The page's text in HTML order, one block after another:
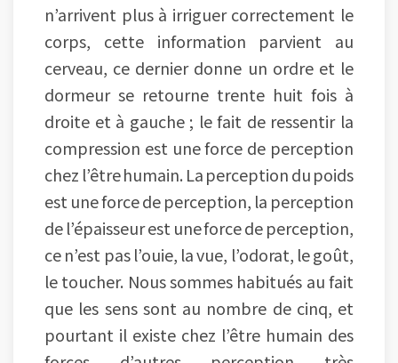
n’arrivent plus à irriguer correctement le
corps, cette information parvient au
cerveau, ce dernier donne un ordre et le
dormeur se retourne trente huit fois à
droite et à gauche ; le fait de ressentir la
compression est une force de perception
chez l’être humain. La perception du poids
est une force de perception, la perception
de l’épaisseur est une force de perception,
ce n’est pas l’ouie, la vue, l’odorat, le goût,
le toucher. Nous sommes habitués au fait
que les sens sont au nombre de cinq, et
pourtant il existe chez l’être humain des